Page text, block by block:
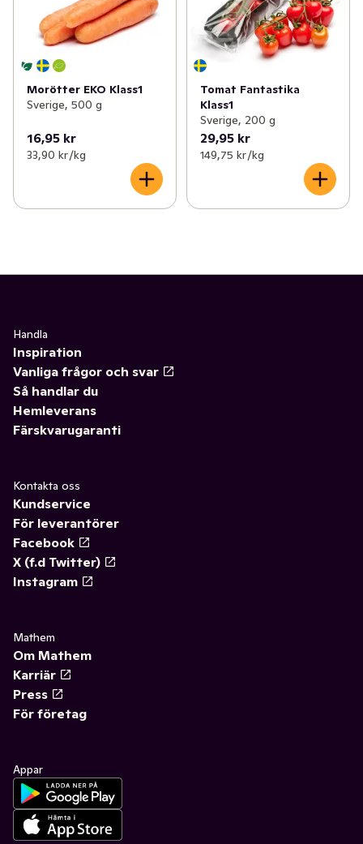
Morötter EKO Klass1
Sverige, 500 g
16,95 kr
33,90 kr /kg
Tomat Fantastika
Klass1
Sverige, 200 g
29,95 kr
149,75 kr /kg
Handla
Inspiration
Vanliga frågor och svar
Så handlar du
Hemleverans
Färskvarugaranti
Kontakta oss
Kundservice
För leverantörer
Facebook
X (f.d Twitter)
Instagram
Mathem
Om Mathem
Karriär
Press
För företag
Appar